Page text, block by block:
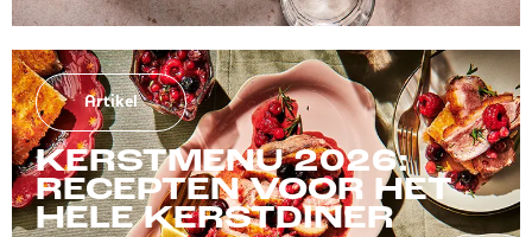
Artikel
KERSTMENU 2026:
RECEPTEN VOOR HET
HELE KERSTDINER